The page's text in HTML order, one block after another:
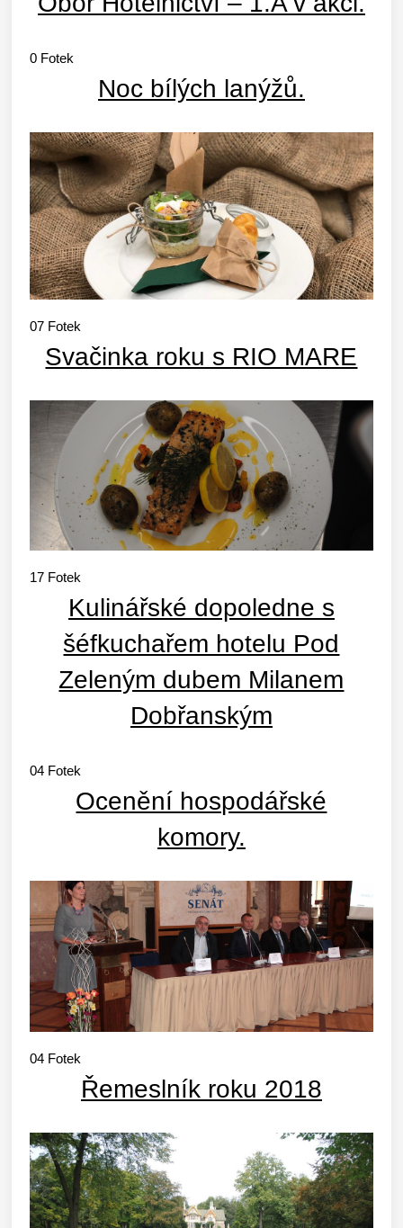
0 Fotek
Noc bílých lanýžů.
07 Fotek
Svačinka roku s RIO MARE
17 Fotek
Kulinářské dopoledne s
šéfkuchařem hotelu Pod
Zeleným dubem Milanem
Dobřanským
04 Fotek
Ocenění hospodářské
komory.
04 Fotek
Řemeslník roku 2018